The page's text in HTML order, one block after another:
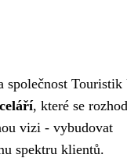
společnost
, které se
vizi - vybudovat
spektru klientů.